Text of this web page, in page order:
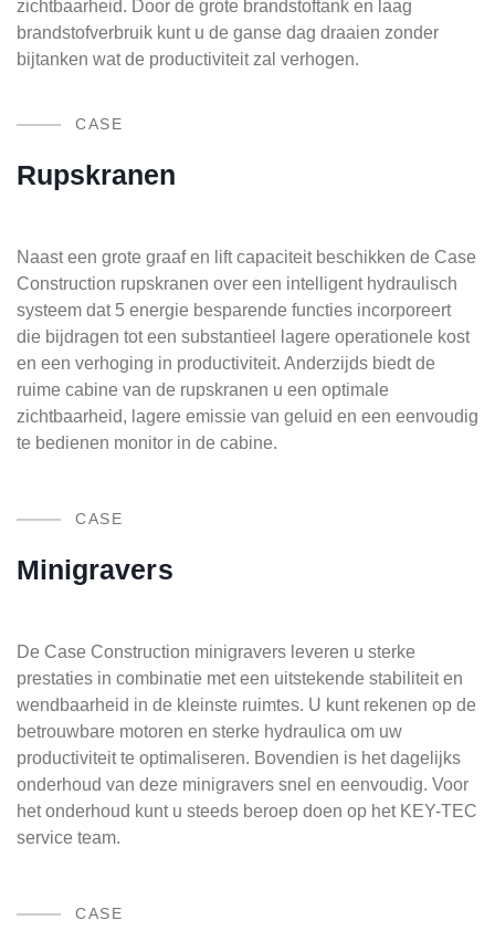
zichtbaarheid. Door de grote brandstoftank en laag
brandstofverbruik kunt u de ganse dag draaien zonder
bijtanken wat de productiviteit zal verhogen.
CASE
Rupskranen
Naast een grote graaf en lift capaciteit beschikken de Case
Construction rupskranen over een intelligent hydraulisch
systeem dat 5 energie besparende functies incorporeert
die bijdragen tot een substantieel lagere operationele kost
en een verhoging in productiviteit. Anderzijds biedt de
ruime cabine van de rupskranen u een optimale
zichtbaarheid, lagere emissie van geluid en een eenvoudig
te bedienen monitor in de cabine.
CASE
Minigravers
De Case Construction minigravers leveren u sterke
prestaties in combinatie met een uitstekende stabiliteit en
wendbaarheid in de kleinste ruimtes. U kunt rekenen op de
betrouwbare motoren en sterke hydraulica om uw
productiviteit te optimaliseren. Bovendien is het dagelijks
onderhoud van deze minigravers snel en eenvoudig. Voor
het onderhoud kunt u steeds beroep doen op het KEY-TEC
service team.
CASE